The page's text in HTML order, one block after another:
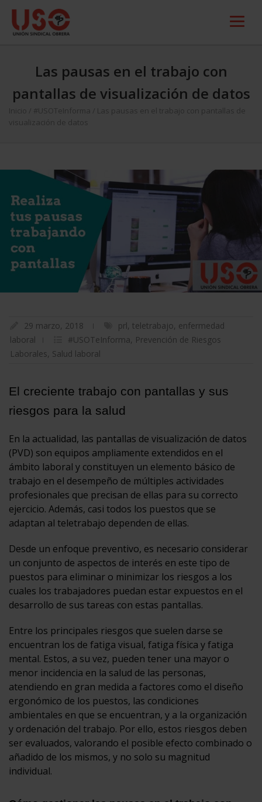
Las pausas en el trabajo con
pantallas de visualización de datos
Inicio #USOTeInforma
Las pausas en el trabajo con pantallas de
visualización de datos
29 marzo, 2018 prl, teletrabajo, enfermedad
laboral
#USOTeInforma, Prevención de Riesgos
Laborales, Salud laboral
El creciente trabajo con pantallas y sus
riesgos para la salud
En la actualidad, las pantallas de visualización de datos
(PVD) son equipos ampliamente extendidos en el
ámbito laboral y constituyen un elemento básico de
trabajo en el desempeño de múltiples actividades
profesionales que precisan de ellas para su correcto
ejercicio. Además, casi todos los puestos que se
adaptan al teletrabajo dependen de ellas.
Desde un enfoque preventivo, es necesario considerar
un conjunto de aspectos de interés en este tipo de
puestos para eliminar o minimizar los riesgos a los
cuales los trabajadores puedan estar expuestos en el
desarrollo de sus tareas con estas pantallas.
Entre los principales riesgos que suelen darse se
encuentran los de fatiga visual, fatiga física y fatiga
mental. Estos, a su vez, pueden tener una mayor o
menor incidencia en la salud de las personas,
atendiendo en gran medida a factores como el diseño
ergonómico de los puestos, las condiciones
ambientales en que se encuentran, y a la organización
y ordenación del trabajo. Por ello, estos riesgos deben
ser evaluados, valorando el posible efecto combinado o
añadido de los mismos, y no solo su magnitud
individual.